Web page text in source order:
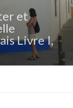
et
Livre I,